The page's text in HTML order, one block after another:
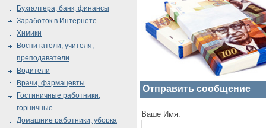
Отправить сообщение
Ваше Имя:
Бухгалтера, банк, финансы
Заработок в Интернете
Химики
Воспитатели, учителя,
преподаватели
Водители
Врачи, фармацевты
Гостиничные работники,
горничные
Домашние работники, уборка